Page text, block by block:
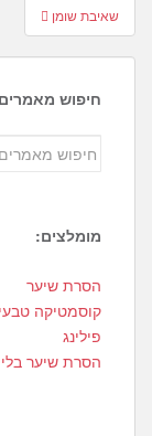
Post
navigation
שאיבת שומן
חיפוש מאמרים
מומלצים:
1
3
הסרת שיער
קוסמטיקה
פילינג
הסרת שיער